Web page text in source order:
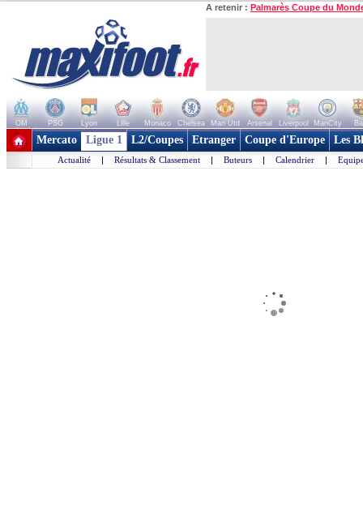
A retenir : Palmarès Coupe du
OM PSG Lyon Lille Monaco Chelsea Man Utd Arsenal Liverpool ManCity
+ de clubs
Mercato Ligue 1 L2/Coupes Etranger Coupe d'Europe Les
Actualité | Résultats & Classement | Buteurs | Calendrier |